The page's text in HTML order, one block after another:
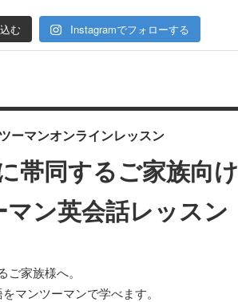
む Instagramでフォローする
ーマンオンラインレッスン
帯同するご家族向け
ン英会話レッスン
家族様へ。
マンツーマンで学べます。